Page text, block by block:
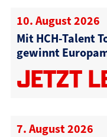
10. August 2026
Mit HCH-Talent
gewinnt
JETZT
7. August 2026